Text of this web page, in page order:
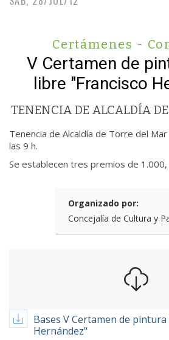
Certámenes -
V Certamen de
libre "Francisco
TENENCIA DE ALCALDÍA
Tenencia de Alcaldía de Torre del
las 9 h.
Se establecen tres premios de
Organizado por:
Concejalía de Cultura y
Bases V Certamen de pintura
Hernández"